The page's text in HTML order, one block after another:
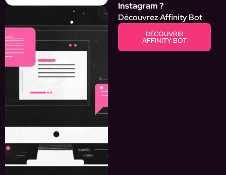
Instagram ?
Découvrez Affinity Bot
DÉCOUVRIR
AFFINITY BOT